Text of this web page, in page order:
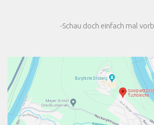
-Schau doch einfach mal